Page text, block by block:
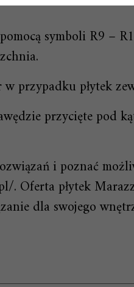
symboli R9 –
przypadku płytek
przycięte pod
i poznać
Oferta płytek
dla swojego